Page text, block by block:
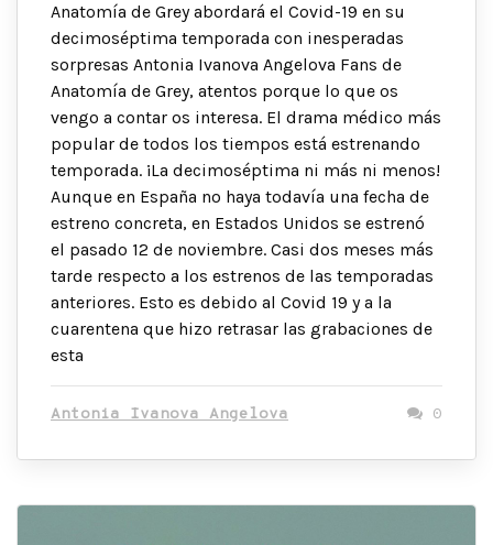
Anatomía de Grey abordará el Covid-19 en su
decimoséptima temporada con inesperadas
sorpresas Antonia Ivanova Angelova Fans de
Anatomía de Grey, atentos porque lo que os
vengo a contar os interesa. El drama médico más
popular de todos los tiempos está estrenando
temporada. ¡La decimoséptima ni más ni menos!
Aunque en España no haya todavía una fecha de
estreno concreta, en Estados Unidos se estrenó
el pasado 12 de noviembre. Casi dos meses más
tarde respecto a los estrenos de las temporadas
anteriores. Esto es debido al Covid 19 y a la
cuarentena que hizo retrasar las grabaciones de
esta
Antonia Ivanova Angelova 0